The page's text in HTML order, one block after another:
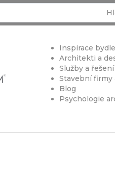
Inspirace
Architekti a
Služby a řešení
Stavební firmy
Blog
Psychologie